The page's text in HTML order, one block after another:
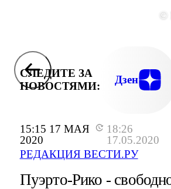
15:15 17 МАЯ
2020
18:26
17.05.2020
РЕДАКЦИЯ ВЕСТИ.РУ
©
СЛЕДИТЕ ЗА
НОВОСТЯМИ:
Дзен
Пуэрто-Рико -